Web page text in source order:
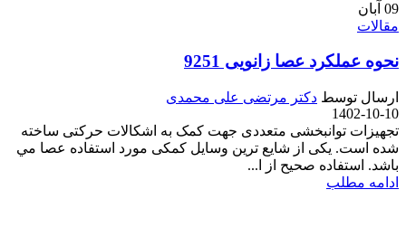
09 آبان
مقالات
نحوه عملکرد عصا زانویی 9251
ارسال توسط دکتر مرتضی علی محمدی
1402-10-10
تجهیزات توانبخشی متعددی جهت کمک به اشکالات حرکتی ساخته
شده است. يکی از شايع ترين وسايل کمکی مورد استفاده عصا مي
باشد. استفاده صحيح از ا...
ادامه مطلب